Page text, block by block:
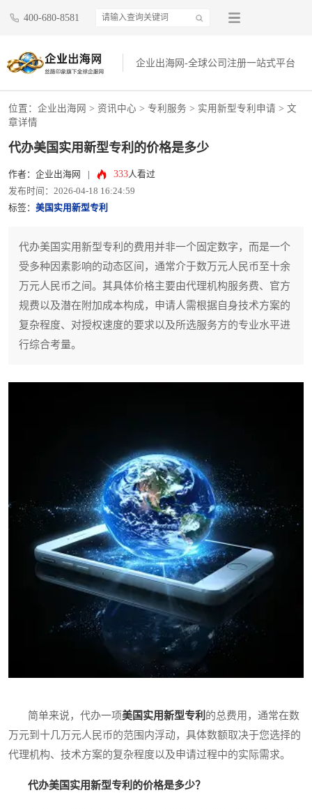
400-680-8581
企业出海网-全球公司注册一站式平台
位置： 企业出海网 > 资讯中心 > 专利服务 > 实用新型专利申请 > 文
章详情
代办美国实用新型专利的价格是多少
作者：企业出海网 333人看过
发布时间：2026-04-18 16:24:59
标签： 美国实用新型专利
代办美国实用新型专利的费用并非一个固定数字，而是一个
受多种因素影响的动态区间，通常介于数万元人民币至十余
万元人民币之间。其具体价格主要由代理机构服务费、官方
规费以及潜在附加成本构成，申请人需根据自身技术方案的
复杂程度、对授权速度的要求以及所选服务方的专业水平进
行综合考量。
简单来说，代办一项美国实用新型专利 的总费用，通常在数
万元到十几万元人民币的范围内浮动，具体数额取决于您选择的
代理机构、技术方案的复杂程度以及申请过程中的实际需求。
代办美国实用新型专利的价格是多少？